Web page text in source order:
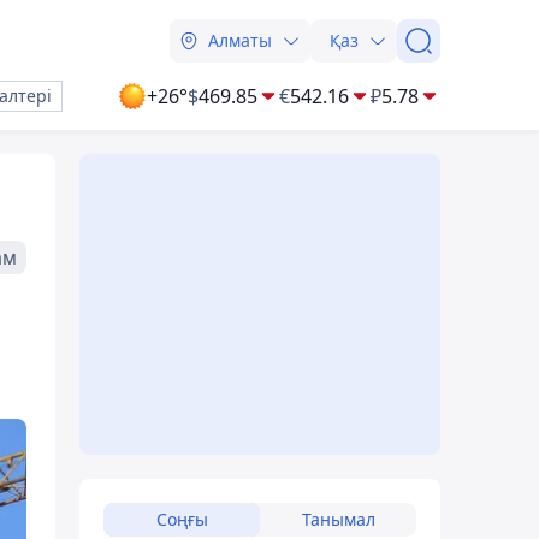
Алматы Қаз
+26°$469.85 €542.16 ₽5.78
Соңғы Танымал